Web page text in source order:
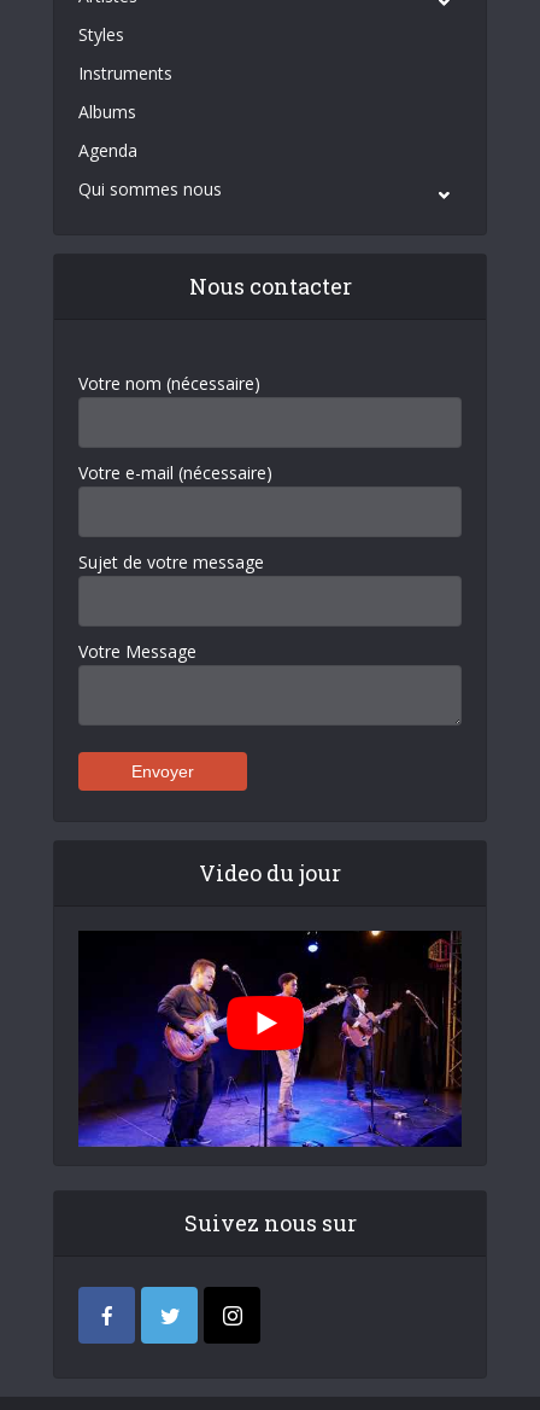
Styles
Instruments
Albums
Agenda
Qui sommes nous
Nous contacter
Votre nom (nécessaire)
Votre e-mail (nécessaire)
Sujet de votre message
Votre Message
Video du jour
Suivez nous sur